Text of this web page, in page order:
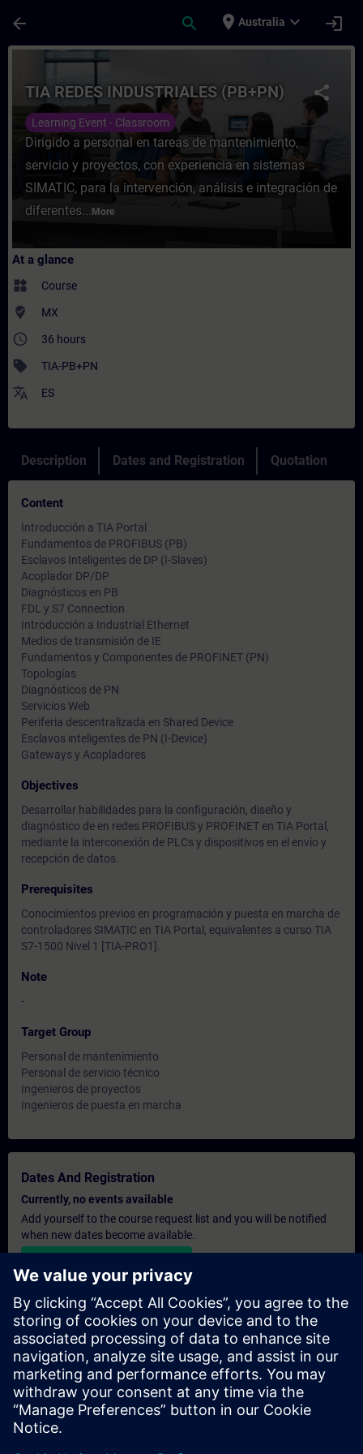
arrow_back search place Australia expand_more login
Course - TIA REDES INDUSTRIALES
share
TIA REDES INDUSTRIALES (PB+PN)
Learning Event - Classroom
Dirigido a personal en tareas de mantenimiento,
servicio y proyectos, con experiencia en sistemas
SIMATIC, para la intervención, análisis e integración de
diferentes... More
At a glance
widgets Course
where_to_vote MX
access_time 36 hours
sell TIA-PB+PN
translate ES
Description Dates and Registration Quotation
Content
Introducción a TIA Portal
Fundamentos de PROFIBUS (PB)
Esclavos Inteligentes de DP (I-Slaves)
Acoplador DP/DP
Diagnósticos en PB
FDL y S7 Connection
Introducción a Industrial Ethernet
Medios de transmisión de IE
Fundamentos y Componentes de PROFINET (PN)
Topologías
Diagnósticos de PN
Servicios Web
Periferia descentralizada en Shared Device
Esclavos inteligentes de PN (I-Device)
Gateways y Acopladores
Objectives
Desarrollar habilidades para la configuración, diseño y
diagnóstico de en redes PROFIBUS y PROFINET en TIA Portal,
mediante la interconexión de PLCs y dispositivos en el envío y
recepción de datos.
Prerequisites
Conocimientos previos en programación y puesta en marcha de
controladores SIMATIC en TIA Portal, equivalentes a curso TIA
S7-1500 Nivel 1 [TIA-PRO1].
Note
-
Target Group
Personal de mantenimiento
Personal de servicio técnico
Ingenieros de proyectos
Ingenieros de puesta en marcha
Dates And Registration
Currently, no events available
Add yourself to the course request list and you will be notified
when new dates become available.
Personalised Quotation
If you require a standard list price quotation for this training, for
example for your purchasing department, then please click the
link below. You first need to provide some personal details and
after this a quotation will be emailed to you.
Provide Quotation